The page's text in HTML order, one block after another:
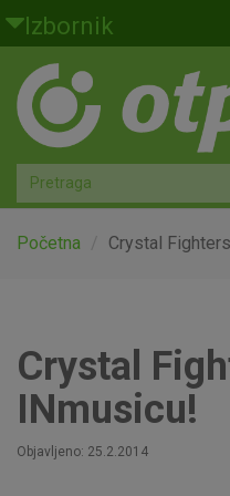
Skoči na glavni sadržaj
Izbornik
Građani
Privatno bankarstvo
Agro
Mala poduzeća i obrtnici
Globalna tržišta
Faktoring
O nama
Početna Crystal
Crystal
INmusicu!
Objavljeno: 25.2.2014